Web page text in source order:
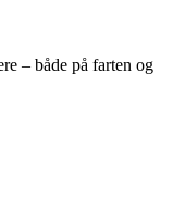
– både på farten og